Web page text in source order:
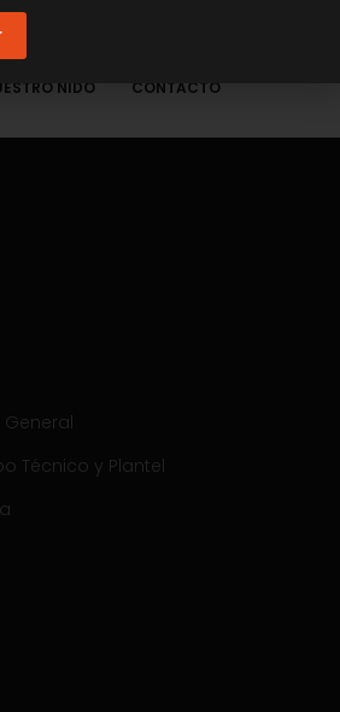
NIDO CONTACTO
General
Técnico y Plantel